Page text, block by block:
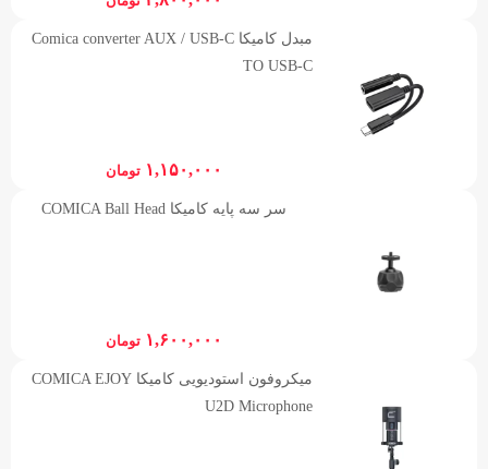
مبدل کامیکا Comica converter AUX / USB-C
TO USB-C
۱,۱۵۰,۰۰۰ تومان
سر سه پایه کامیکا COMICA Ball Head
۱,۶۰۰,۰۰۰ تومان
میکروفون استودیویی کامیکا COMICA EJOY
U2D Microphone